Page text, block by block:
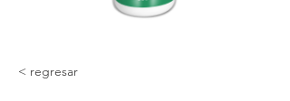
< regresar